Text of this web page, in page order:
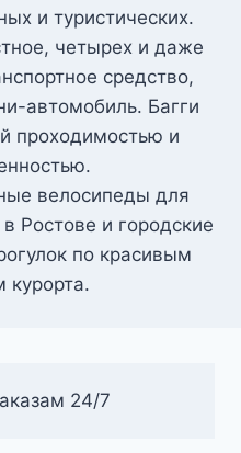
и туристических.
четырех и даже
средство,
автомобиль. Багги
проходимостью и
велосипеды для
Ростове и городские
по красивым
курорта.
24/7